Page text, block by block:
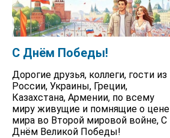
С Днём Победы!
Дорогие друзья, коллеги, гости из
России, Украины, Греции,
Казахстана, Армении, по всему
миру живущие и помнящие о цене
мира во Второй мировой войне, С
Днём Великой Победы!